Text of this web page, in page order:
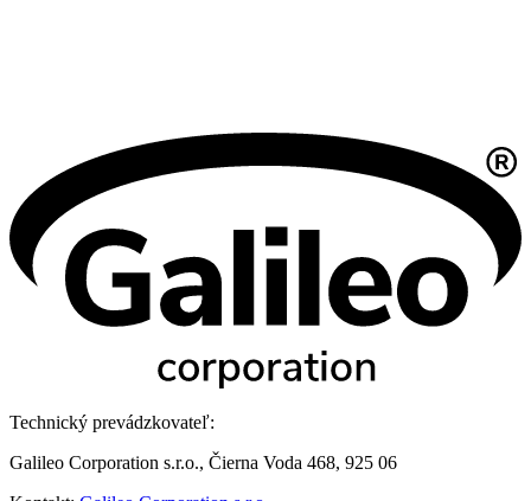
Technický prevádzkovateľ:
Galileo Corporation s.r.o., Čierna Voda 468, 925 06